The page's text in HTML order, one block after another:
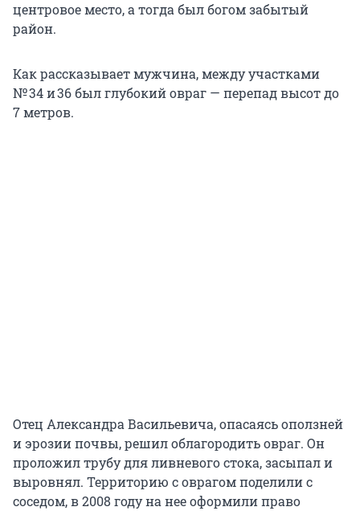
центровое место, а тогда был богом забытый
район.
Как рассказывает мужчина, между участками
№ 34 и 36 был глубокий овраг — перепад высот до
7 метров.
Отец Александра Васильевича, опасаясь оползней
и эрозии почвы, решил облагородить овраг. Он
проложил трубу для ливневого стока, засыпал и
выровнял. Территорию с оврагом поделили с
соседом, в 2008 году на нее оформили право